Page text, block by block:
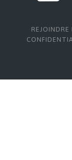
REJOINDRE